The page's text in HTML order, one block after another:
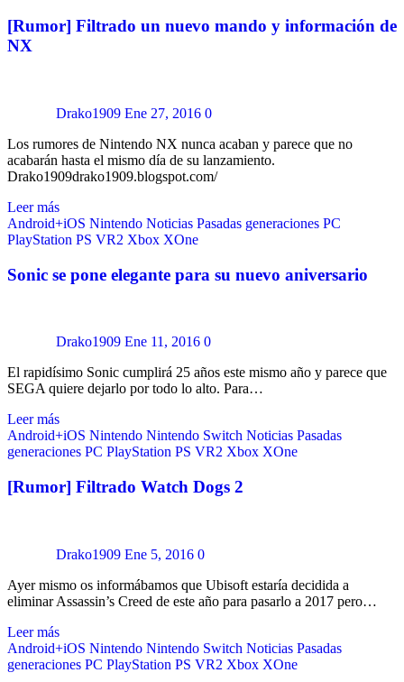
[Rumor] Filtrado un nuevo mando y información de
NX
Drako1909 Ene 27, 2016 0
Los rumores de Nintendo NX nunca acaban y parece que no
acabarán hasta el mismo día de su lanzamiento.
Drako1909drako1909.blogspot.com/
Leer más
Android+iOS Nintendo Noticias Pasadas generaciones PC
PlayStation PS VR2 Xbox XOne
Sonic se pone elegante para su nuevo aniversario
Drako1909 Ene 11, 2016 0
El rapidísimo Sonic cumplirá 25 años este mismo año y parece que
SEGA quiere dejarlo por todo lo alto. Para…
Leer más
Android+iOS Nintendo Nintendo Switch Noticias Pasadas
generaciones PC PlayStation PS VR2 Xbox XOne
[Rumor] Filtrado Watch Dogs 2
Drako1909 Ene 5, 2016 0
Ayer mismo os informábamos que Ubisoft estaría decidida a
eliminar Assassin’s Creed de este año para pasarlo a 2017 pero…
Leer más
Android+iOS Nintendo Nintendo Switch Noticias Pasadas
generaciones PC PlayStation PS VR2 Xbox XOne